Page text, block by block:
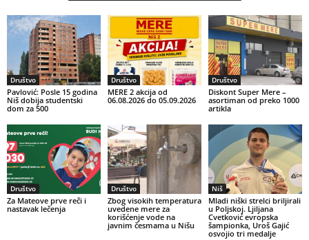
Društvo
Pavlović: Posle 15 godina
Niš dobija studentski
dom za 500
Društvo
MERE 2 akcija od
06.08.2026 do 05.09.2026
Društvo
Diskont Super Mere –
asortiman od preko 1000
artikla
Društvo
Za Mateove prve reči i
nastavak lečenja
Društvo
Zbog visokih temperatura
uvedene mere za
korišćenje vode na
javnim česmama u Nišu
Niš
Mladi niški strelci briljirali
u Poljskoj. Ljiljana
Cvetković evropska
šampionka, Uroš Gajić
osvojio tri medalje